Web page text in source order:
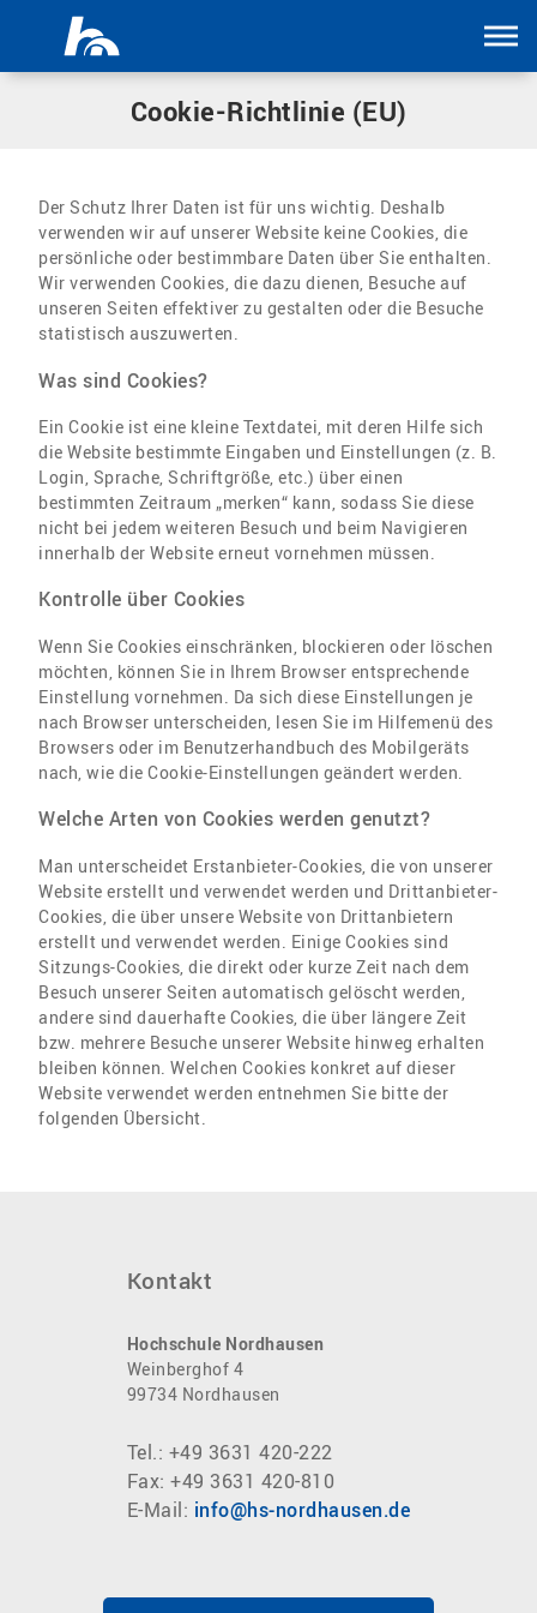
Menü überspringen
Cookie-Richtlinie (EU)
Der Schutz Ihrer Daten ist für uns wichtig. Deshalb
verwenden wir auf unserer Website keine Cookies, die
persönliche oder bestimmbare Daten über Sie enthalten.
Wir verwenden Cookies, die dazu dienen, Besuche auf
unseren Seiten effektiver zu gestalten oder die Besuche
statistisch auszuwerten.
Was sind Cookies?
Ein Cookie ist eine kleine Textdatei, mit deren Hilfe sich
die Website bestimmte Eingaben und Einstellungen (z. B.
Login, Sprache, Schriftgröße, etc.) über einen
bestimmten Zeitraum „merken“ kann, sodass Sie diese
nicht bei jedem weiteren Besuch und beim Navigieren
innerhalb der Website erneut vornehmen müssen.
Kontrolle über Cookies
Wenn Sie Cookies einschränken, blockieren oder löschen
möchten, können Sie in Ihrem Browser entsprechende
Einstellung vornehmen. Da sich diese Einstellungen je
nach Browser unterscheiden, lesen Sie im Hilfemenü des
Browsers oder im Benutzerhandbuch des Mobilgeräts
nach, wie die Cookie-Einstellungen geändert werden.
Welche Arten von Cookies werden genutzt?
Man unterscheidet Erstanbieter-Cookies, die von unserer
Website erstellt und verwendet werden und Drittanbieter-
Cookies, die über unsere Website von Drittanbietern
erstellt und verwendet werden. Einige Cookies sind
Sitzungs-Cookies, die direkt oder kurze Zeit nach dem
Besuch unserer Seiten automatisch gelöscht werden,
andere sind dauerhafte Cookies, die über längere Zeit
bzw. mehrere Besuche unserer Website hinweg erhalten
bleiben können. Welchen Cookies konkret auf dieser
Website verwendet werden entnehmen Sie bitte der
folgenden Übersicht.
Kontakt
Hochschule Nordhausen
Weinberghof 4
99734 Nordhausen
Tel.: +49 3631 420-222
Fax: +49 3631 420-810
E-Mail: ed.nesuahdron-sh@ofni